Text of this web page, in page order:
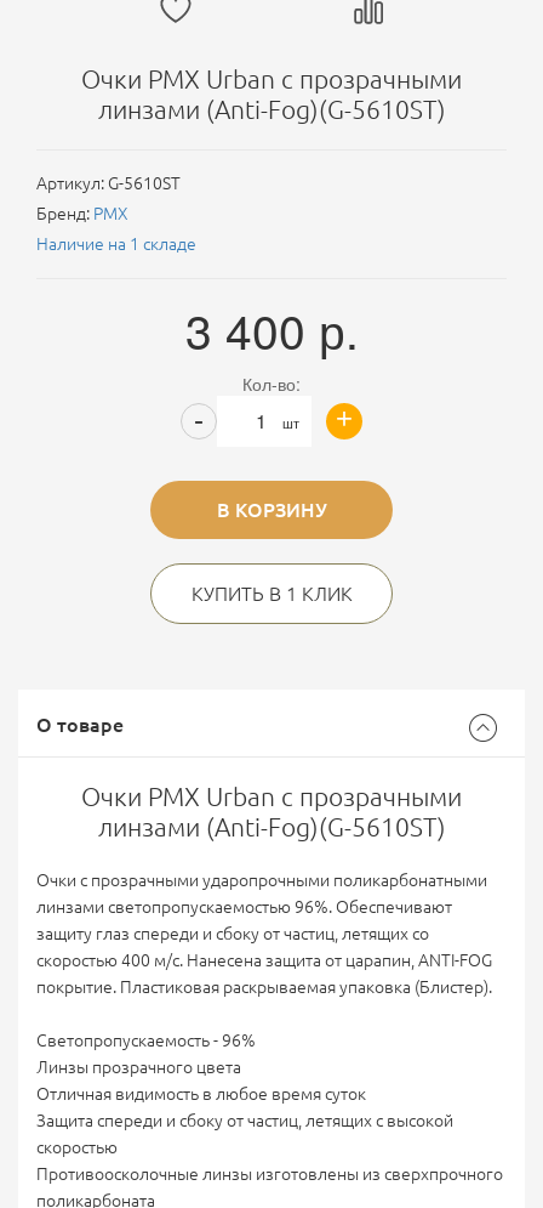
Очки PMX Urban с прозрачными
линзами (Anti-Fog)(G-5610ST)
Артикул: G-5610ST
Бренд: PMX
Наличие на 1 складе
3 400 р.
Кол-во:
шт +
-
В КОРЗИНУ
КУПИТЬ В 1 КЛИК
О товаре
Очки PMX Urban с прозрачными
линзами (Anti-Fog)(G-5610ST)
Очки с прозрачными ударопрочными поликарбонатными
линзами светопропускаемостью 96%. Обеспечивают
защиту глаз спереди и сбоку от частиц, летящих со
скоростью 400 м/с. Нанесена защита от царапин, ANTI-FOG
покрытие. Пластиковая раскрываемая упаковка (Блистер).
Светопропускаемость - 96%
Линзы прозрачного цвета
Отличная видимость в любое время суток
Защита спереди и сбоку от частиц, летящих с высокой
скоростью
Противоосколочные линзы изготовлены из сверхпрочного
поликарбоната